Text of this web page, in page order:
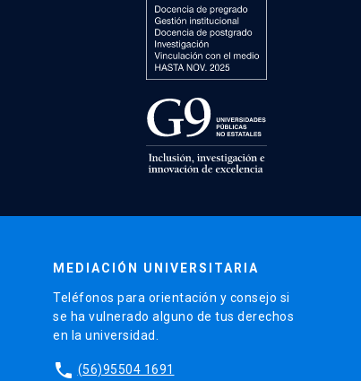
MEDIACIÓN UNIVERSITARIA
Teléfonos para orientación y consejo si
se ha vulnerado alguno de tus derechos
en la universidad.
phone (56)95504 1691